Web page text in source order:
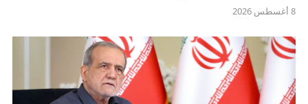
8 أغسطس 2026